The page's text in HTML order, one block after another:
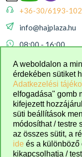
+36-30/6193-102
info@hajplaza.hu
08:00 - 16:00
A weboldalon a
érdekében sütiket
Adatkezelési
elfogadása" gomb
kifejezett
süti beállítások
módosíthat / testre
az összes sütit, a
ide és a különböző
kikapcsolhatja /